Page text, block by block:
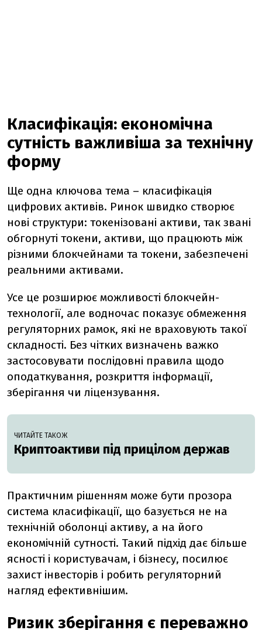
Класифікація: економічна
сутність важливіша за технічну
форму
Ще одна ключова тема – класифікація
цифрових активів. Ринок швидко створює
нові структури: токенізовані активи, так звані
обгорнуті токени, активи, що працюють між
різними блокчейнами та токени, забезпечені
реальними активами.
Усе це розширює можливості блокчейн-
технології, але водночас показує обмеження
регуляторних рамок, які не враховують такої
складності. Без чітких визначень важко
застосовувати послідовні правила щодо
оподаткування, розкриття інформації,
зберігання чи ліцензування.
ЧИТАЙТЕ ТАКОЖ
Криптоактиви під прицілом держав
Практичним рішенням може бути прозора
система класифікації, що базується не на
технічній оболонці активу, а на його
економічній сутності. Такий підхід дає більше
ясності і користувачам, і бізнесу, посилює
захист інвесторів і робить регуляторний
нагляд ефективнішим.
Ризик зберігання є переважно